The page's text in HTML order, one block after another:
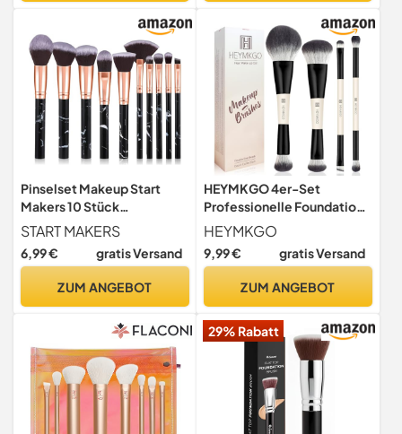
Pinselset Makeup Start
Makers 10 Stück
Professionelle Make Up
Pinsel Set Schwarzer
Marmor Kosmetik Pinselset
Lidschatten Concealer
START MAKERS
6,99 € gratis Versand
ZUM ANGEBOT
HEYMKGO 4er-Set
Professionelle Foundation
Pinsel Dual-Ended -
Kontur-/Abdeckpinsel mit
für
Makeup, Reise Makeup
HEYMKGO
9,99 € gratis Versand
ZUM ANGEBOT
29% Rabatt